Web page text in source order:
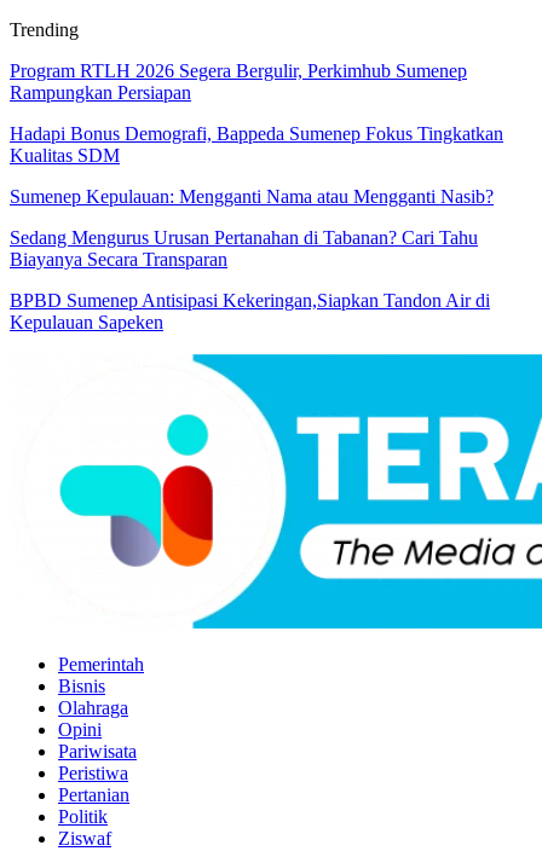
Trending
Program RTLH 2026 Segera Bergulir, Perkimhub Sumenep
Rampungkan Persiapan
Hadapi Bonus Demografi, Bappeda Sumenep Fokus Tingkatkan
Kualitas SDM
Sumenep Kepulauan: Mengganti Nama atau Mengganti Nasib?
Sedang Mengurus Urusan Pertanahan di Tabanan? Cari Tahu
Biayanya Secara Transparan
BPBD Sumenep Antisipasi Kekeringan,Siapkan Tandon Air di
Kepulauan Sapeken
Pemerintah
Bisnis
Olahraga
Opini
Pariwisata
Peristiwa
Pertanian
Politik
Ziswaf